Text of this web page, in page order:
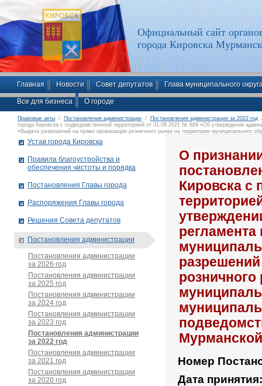
Официальный сайт
города Кировска
Главная Новости Совет депутатов Глава муниципального
Все для бизнеса О городе
Правовые акты / Постановления администрации / Постановления администрации за 2022 год
города Кировска с подведомственной территорией от 31.08.2021 № 869 «Об утверждении
«Выдача разрешений на право организации розничного рынка на территории муниципального
территорией Мурманской области»
О
Кировска с
регламента
Номер
Дата
Устав города Кировска
Правила благоустройства и
обеспечения чистоты и порядка
Постановления Главы города
Распоряжения Главы города
Решения Совета депутатов
Постановления администрации
Постановления администрации
за 2026 год
Постановления администрации
за 2025 год
Постановления администрации
за 2024 год
Постановления администрации
за 2023 год
Постановления администрации
за 2022 год
Постановления администрации
за 2021 год
Постановления администрации
за 2020 год